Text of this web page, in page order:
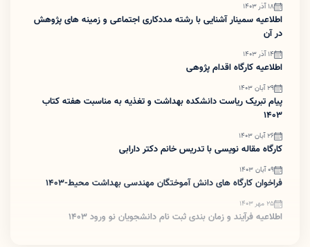
18 آذر 1403
اطلاعیه سمینار آشنایی با رشته مددکاری اجتماعی و زمینه های پژوهش
در آن
14 آذر 1403
اطلاعیه کارگاه اقدام پژوهی
29 آبان 1403
پیام تبریک ریاست دانشکده بهداشت و تغذیه به مناسبت هفته کتاب
1403
26 آبان 1403
کارگاه مقاله نویسی با تدریس خانم دکتر دارابی
09 آبان 1403
فراخوان کارگاه های دانش آموختگان مهندسی بهداشت محیط-1403
25 مهر 1403
اطلاعیه فرآیند و زمان بندی ثبت نام دانشجویان نو ورود 1403